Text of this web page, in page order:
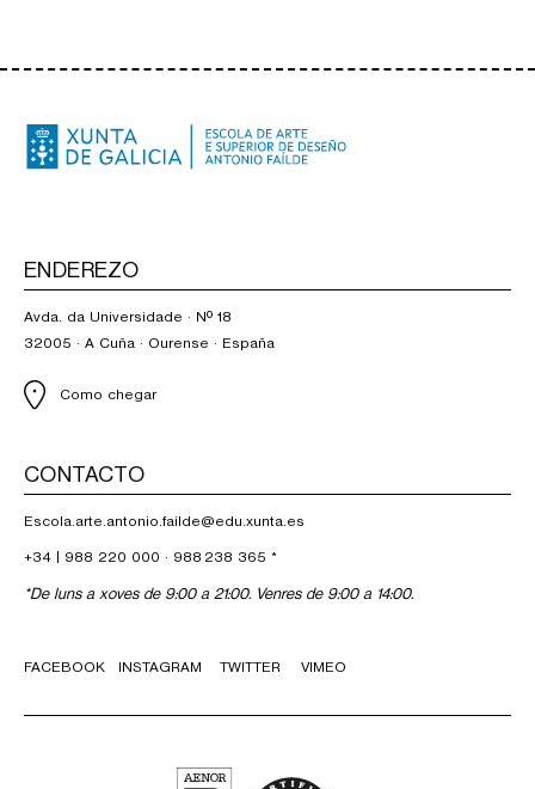
ENDEREZO
Avda. da Universidade · Nº 18
32005 · A Cuña · Ourense · España
Como chegar
CONTACTO
Escola.arte.antonio.failde@edu.xunta.es
+34 | 988 220 000 · 988 238 365 *
*De luns a xoves de 9:00 a 21:00. Venres de 9:00 a 14:00.
FACEBOOK INSTAGRAM TWITTER VIMEO